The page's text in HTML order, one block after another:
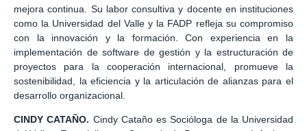
mejora continua. Su labor consultiva y docente en instituciones
como la Universidad del Valle y la FADP refleja su compromiso
con la innovación y la formación. Con experiencia en la
implementación de software de gestión y la estructuración de
proyectos para la cooperación internacional, promueve la
sostenibilidad, la eficiencia y la articulación de alianzas para el
desarrollo organizacional.
CINDY CATAÑO. Cindy Cataño es Socióloga de la Universidad